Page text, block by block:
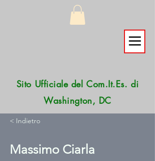
Sito Ufficiale del Com.It.Es. di
Washington, DC
< Indietro
Massimo Ciarla